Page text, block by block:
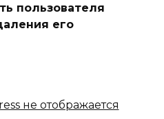
пользователя
его